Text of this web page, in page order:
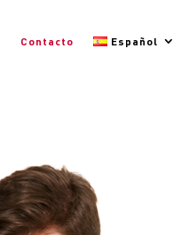
Contacto Español